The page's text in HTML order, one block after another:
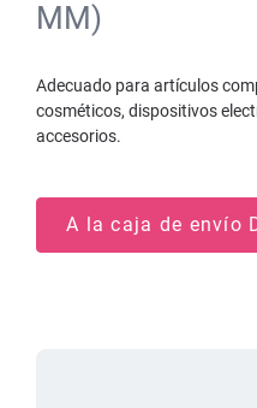
MM)
Adecuado para artículos
cosméticos, dispositivos
accesorios.
A la caja de envío